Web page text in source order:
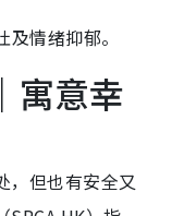
情绪抑郁。
｜ 寓意幸
，但也有安全又